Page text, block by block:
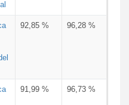
92,85 % 96,28 %
91,99 % 96,73 %